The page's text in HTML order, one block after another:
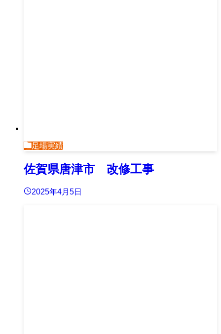
足場実績
佐賀県唐津市 改修工事
2025年4月5日